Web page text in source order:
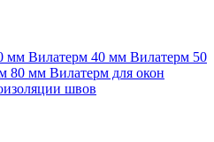
мм Вилатерм 40 мм Вилатерм 50
80 мм Вилатерм для окон
швов